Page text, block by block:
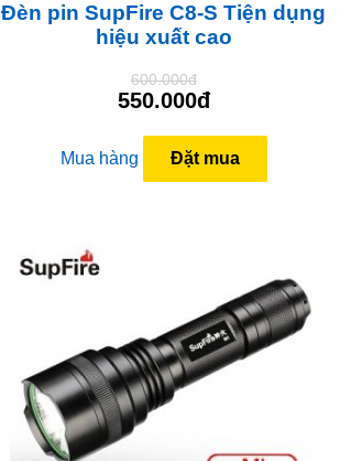
Đèn pin SupFire C8-S Tiện dụng
hiệu xuất cao
600.000đ
550.000đ
Mua hàng Đặt mua